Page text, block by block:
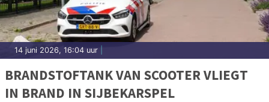
14 juni 2026, 16:04 uur
BRANDSTOFTANK VAN SCOOTER VLIEGT
IN BRAND IN SIJBEKARSPEL